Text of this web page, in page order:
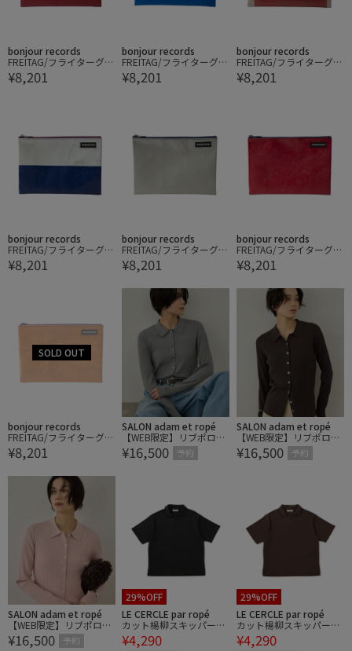
bonjour records
FREITAG/フライターグ F
07 CHUCK POUCH MEDI
¥8,201
bonjour records
FREITAG/フライターグ F
07 CHUCK POUCH MEDI
¥8,201
bonjour records
FREITAG/フライターグ F
07 CHUCK POUCH MEDI
¥8,201
bonjour records
FREITAG/フライターグ F
07 CHUCK POUCH MEDI
¥8,201
bonjour records
FREITAG/フライターグ F
07 CHUCK POUCH MEDI
¥8,201
bonjour records
FREITAG/フライターグ F
07 CHUCK POUCH MEDI
¥8,201
bonjour records
FREITAG/フライターグ F
07 CHUCK POUCH MEDI
¥8,201
SALON adam et ropé
【WEB限定】リブポロ衿
カーディガン
¥16,500 予約
SALON adam et ropé
【WEB限定】リブポロ衿
カーディガン
¥16,500 予約
SALON adam et ropé
【WEB限定】リブポロ衿
カーディガン
¥16,500 予約
29%OFF
LE CERCLE par ropé
カット楊柳スキッパーポ
ロ
¥4,290
29%OFF
LE CERCLE par ropé
カット楊柳スキッパーポ
ロ
¥4,290